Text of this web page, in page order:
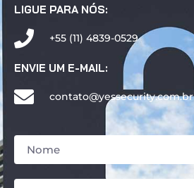
LIGUE PARA NÓS:
+55 (11) 4839-0529
ENVIE UM E-MAIL:
contato@yessecurity.com.br